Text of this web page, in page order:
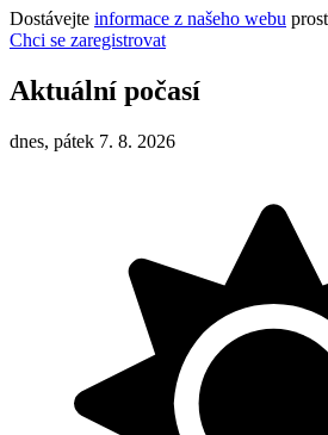
Dostávejte informace z našeho webu
Chci se zaregistrovat
Aktuální počasí
dnes, pátek 7. 8. 2026